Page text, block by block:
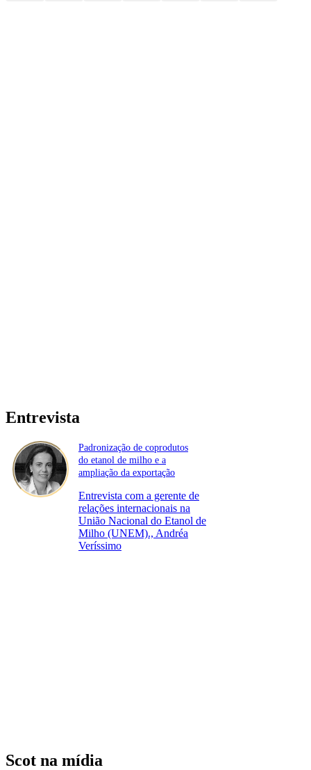
Entrevista
Padronização de coprodutos
do etanol de milho e a
ampliação da exportação
Entrevista com a gerente de
relações internacionais na
União Nacional do Etanol de
Milho (UNEM)., Andréa
Veríssimo
Scot na mídia